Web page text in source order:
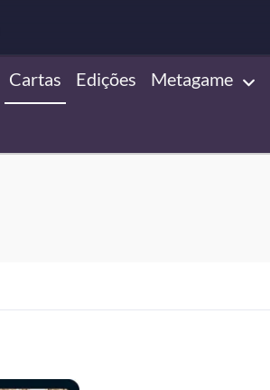
Cartas Edições Metagame